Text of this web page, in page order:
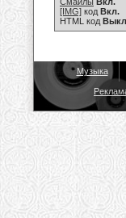
[IMG] код Вкл.
HTML код
Музыка